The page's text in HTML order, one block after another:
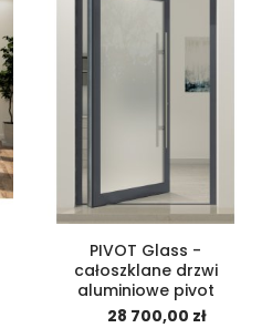
PIVOT Glass -
całoszklane drzwi
aluminiowe pivot
28 700,00 zł